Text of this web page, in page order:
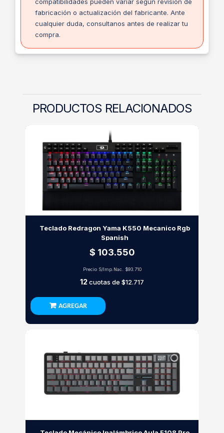
fabricación o actualización del fabricante. Ante
cualquier duda, consultanos antes de realizar tu
compra.
PRODUCTOS RELACIONADOS
Teclado Redragon Yama K550 Mecanico Rgb
Spanish
$ 103.550
Precio S/Imp.Nac. $93.710
12cuotas de $12.717
AGREGAR